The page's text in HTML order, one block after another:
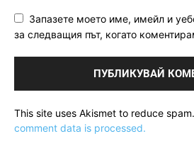
Запазете моето име, имейл и
за следващия път, когато
This site uses Akismet to reduce spam.
comment data is processed.